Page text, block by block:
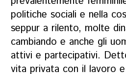
politiche sociali e nella
seppur a rilento, molte
cambiando e anche gli
attivi e partecipativi.
vita privata con il lavoro